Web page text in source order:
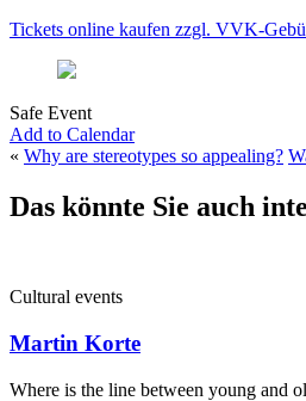
Tickets online kaufen zzgl. VVK-
Safe Event
Add to Calendar
« Why are stereotypes so appealing?
Das könnte Sie auch
Cultural events
Martin Korte
Where is the line between young and